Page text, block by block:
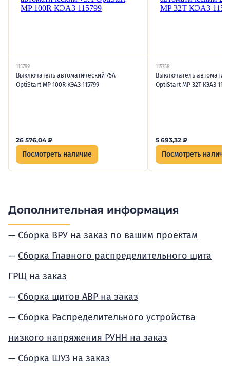
115799
Выключатель автоматический 75А
OptiStart MP 100R КЭАЗ 115799
26 576,04₽
Посмотреть наличие
115758
Выключатель
OptiStart MP 32T КЭАЗ
5 693,32 ₽
Посмотреть
Дополнительная информация
Сборка ВРУ на заказ по вашим проектам
Сборка Главного распределительного щита
ГРЩ на заказ
Сборка щитов АВР на заказ
Сборка Распределительного устройства
низкого напряжения РУНН на заказ
Сборка ШУЗ на заказ